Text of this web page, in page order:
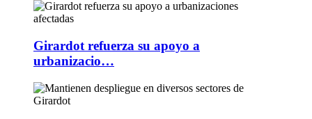
Girardot refuerza su apoyo a
urbanizacio…